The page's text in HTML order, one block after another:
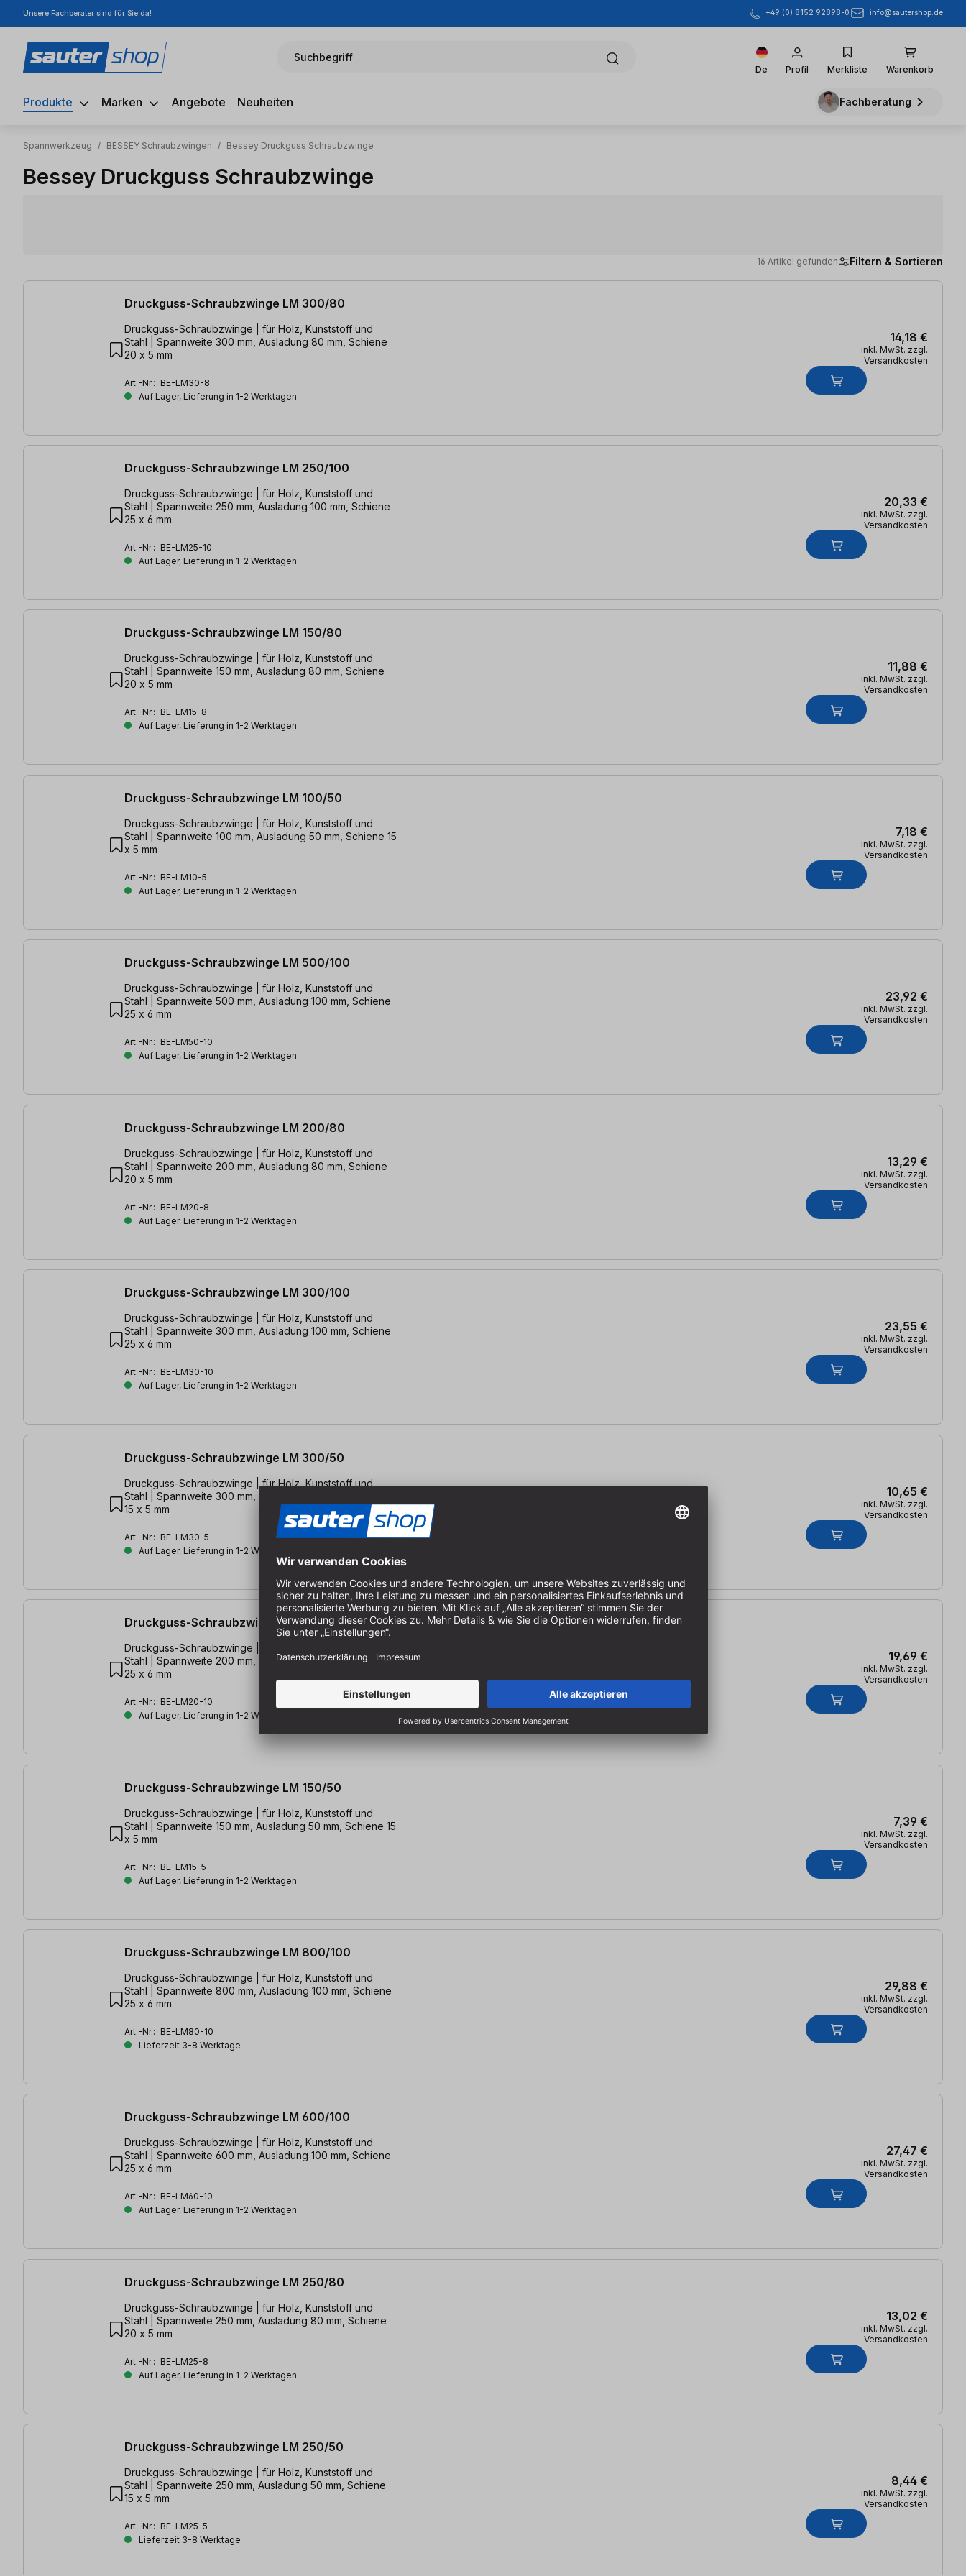
Hauptinhalt springen
Zur Suche springen
Zur Hauptnavigation springen
Unsere Fachberater sind für Sie da! +49 (0) 8152 92898-0 info@sautershop.de
Suchbegriff
De Profil Merkliste Warenkorb
Produkte Marken Angebote Neuheiten Fachberatung
Spannwerkzeug / BESSEY Schraubzwingen / Bessey Druckguss Schraubzwinge
Bessey Druckguss Schraubzwinge
16 Artikel gefunden Filtern & Sortieren
16 Artikel gefunden
Druckguss-Schraubzwinge LM 300/80
Druckguss-Schraubzwinge | für Holz, Kunststoff und
Stahl | Spannweite 300 mm, Ausladung 80 mm, Schiene
20 x 5 mm
Art.-Nr.: BE-LM30-8
Auf Lager, Lieferung in 1-2 Werktagen
14,18 €
inkl. MwSt. zzgl.
Versandkosten
Druckguss-Schraubzwinge LM 250/100
Druckguss-Schraubzwinge | für Holz, Kunststoff und
Stahl | Spannweite 250 mm, Ausladung 100 mm, Schiene
25 x 6 mm
Art.-Nr.: BE-LM25-10
Auf Lager, Lieferung in 1-2 Werktagen
20,33 €
inkl. MwSt. zzgl.
Versandkosten
Druckguss-Schraubzwinge LM 150/80
Druckguss-Schraubzwinge | für Holz, Kunststoff und
Stahl | Spannweite 150 mm, Ausladung 80 mm, Schiene
20 x 5 mm
Art.-Nr.: BE-LM15-8
Auf Lager, Lieferung in 1-2 Werktagen
11,88 €
inkl. MwSt. zzgl.
Versandkosten
Druckguss-Schraubzwinge LM 100/50
Druckguss-Schraubzwinge | für Holz, Kunststoff und
Stahl | Spannweite 100 mm, Ausladung 50 mm, Schiene 15
x 5 mm
Art.-Nr.: BE-LM10-5
Auf Lager, Lieferung in 1-2 Werktagen
7,18 €
inkl. MwSt. zzgl.
Versandkosten
Druckguss-Schraubzwinge LM 500/100
Druckguss-Schraubzwinge | für Holz, Kunststoff und
Stahl | Spannweite 500 mm, Ausladung 100 mm, Schiene
25 x 6 mm
Art.-Nr.: BE-LM50-10
Auf Lager, Lieferung in 1-2 Werktagen
23,92 €
inkl. MwSt. zzgl.
Versandkosten
Druckguss-Schraubzwinge LM 200/80
Druckguss-Schraubzwinge | für Holz, Kunststoff und
Stahl | Spannweite 200 mm, Ausladung 80 mm, Schiene
20 x 5 mm
Art.-Nr.: BE-LM20-8
Auf Lager, Lieferung in 1-2 Werktagen
13,29 €
inkl. MwSt. zzgl.
Versandkosten
Druckguss-Schraubzwinge LM 300/100
Druckguss-Schraubzwinge | für Holz, Kunststoff und
Stahl | Spannweite 300 mm, Ausladung 100 mm, Schiene
25 x 6 mm
Art.-Nr.: BE-LM30-10
Auf Lager, Lieferung in 1-2 Werktagen
23,55 €
inkl. MwSt. zzgl.
Versandkosten
Druckguss-Schraubzwinge LM 300/50
Druckguss-Schraubzwinge | für Holz, Kunststoff und
Stahl | Spannweite 300 mm, Ausladung 50 mm, Schiene
15 x 5 mm
Art.-Nr.: BE-LM30-5
Auf Lager, Lieferung in 1-2 Werktagen
10,65 €
inkl. MwSt. zzgl.
Versandkosten
Druckguss-Schraubzwinge LM 200/100
Druckguss-Schraubzwinge | für Holz, Kunststoff und
Stahl | Spannweite 200 mm, Ausladung 100 mm, Schiene
25 x 6 mm
Art.-Nr.: BE-LM20-10
Auf Lager, Lieferung in 1-2 Werktagen
19,69 €
inkl. MwSt. zzgl.
Versandkosten
Druckguss-Schraubzwinge LM 150/50
Druckguss-Schraubzwinge | für Holz, Kunststoff und
Stahl | Spannweite 150 mm, Ausladung 50 mm, Schiene 15
x 5 mm
Art.-Nr.: BE-LM15-5
Auf Lager, Lieferung in 1-2 Werktagen
7,39 €
inkl. MwSt. zzgl.
Versandkosten
Druckguss-Schraubzwinge LM 800/100
Druckguss-Schraubzwinge | für Holz, Kunststoff und
Stahl | Spannweite 800 mm, Ausladung 100 mm, Schiene
25 x 6 mm
Art.-Nr.: BE-LM80-10
Lieferzeit 3-8 Werktage
29,88 €
inkl. MwSt. zzgl.
Versandkosten
Druckguss-Schraubzwinge LM 600/100
Druckguss-Schraubzwinge | für Holz, Kunststoff und
Stahl | Spannweite 600 mm, Ausladung 100 mm, Schiene
25 x 6 mm
Art.-Nr.: BE-LM60-10
Auf Lager, Lieferung in 1-2 Werktagen
27,47 €
inkl. MwSt. zzgl.
Versandkosten
Druckguss-Schraubzwinge LM 250/80
Druckguss-Schraubzwinge | für Holz, Kunststoff und
Stahl | Spannweite 250 mm, Ausladung 80 mm, Schiene
20 x 5 mm
Art.-Nr.: BE-LM25-8
Auf Lager, Lieferung in 1-2 Werktagen
13,02 €
inkl. MwSt. zzgl.
Versandkosten
Druckguss-Schraubzwinge LM 250/50
Druckguss-Schraubzwinge | für Holz, Kunststoff und
Stahl | Spannweite 250 mm, Ausladung 50 mm, Schiene
15 x 5 mm
Art.-Nr.: BE-LM25-5
Lieferzeit 3-8 Werktage
8,44 €
inkl. MwSt. zzgl.
Versandkosten